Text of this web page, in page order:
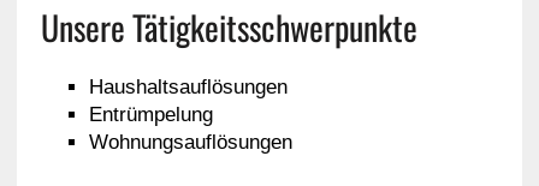
Unsere Tätigkeitsschwerpunkte
Haushaltsauflösungen
Entrümpelung
Wohnungsauflösungen